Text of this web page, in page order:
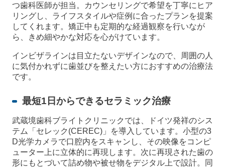
つ歯科医師が担当。カウンセリングで希望を丁寧にヒア
リングし、ライフスタイルや症例に合ったプランを提案
してくれます。矯正中も定期的な経過観察を行いなが
ら、きめ細やかな対応を心がけています。
インビザラインは目立たないデザインなので、周囲の人
に気付かれずに歯並びを整えたい方におすすめの治療法
です。
最短1日からできるセラミック治療
武蔵境歯科ブライトクリニックでは、ドイツ発祥のシス
テム「セレック(CEREC)」を導入しています。小型の3
D光学カメラで口腔内をスキャンし、その映像をコンピ
ューター上に立体的に再現します。次に再現された歯の
形にもとづいて詰め物や被せ物をデジタル上で設計。同